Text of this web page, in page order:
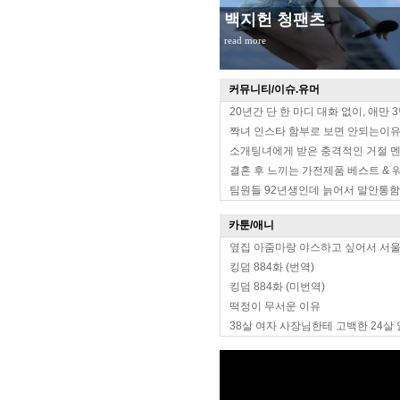
무대위 장원영 옆태
read more
커뮤니티/이슈.유머
20년간 단 한 마디 대화 없이, 애만
짝녀 인스타 함부로 보면 안되는이유
소개팅녀에게 받은 충격적인 거절
결혼 후 느끼는 가전제품 베스트 &
팀원들 92년생인데 늙어서 말안통
카툰/애니
옆집 아줌마랑 야스하고 싶어서 서
킹덤 884화 (번역)
킹덤 884화 (미번역)
떡정이 무서운 이유
38살 여자 사장님한테 고백한 24살